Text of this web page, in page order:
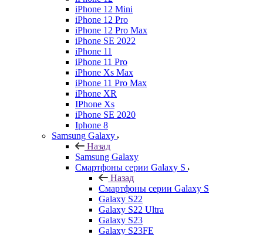
iPhone 12 Mini
iPhone 12 Pro
iPhone 12 Pro Max
iPhone SE 2022
iPhone 11
iPhone 11 Pro
iPhone Xs Max
iPhone 11 Pro Max
iPhone XR
IPhone Xs
iPhone SE 2020
Iphone 8
Samsung Galaxy
Назад
Samsung Galaxy
Смартфоны серии Galaxy S
Назад
Смартфоны серии Galaxy S
Galaxy S22
Galaxy S22 Ultra
Galaxy S23
Galaxy S23FE